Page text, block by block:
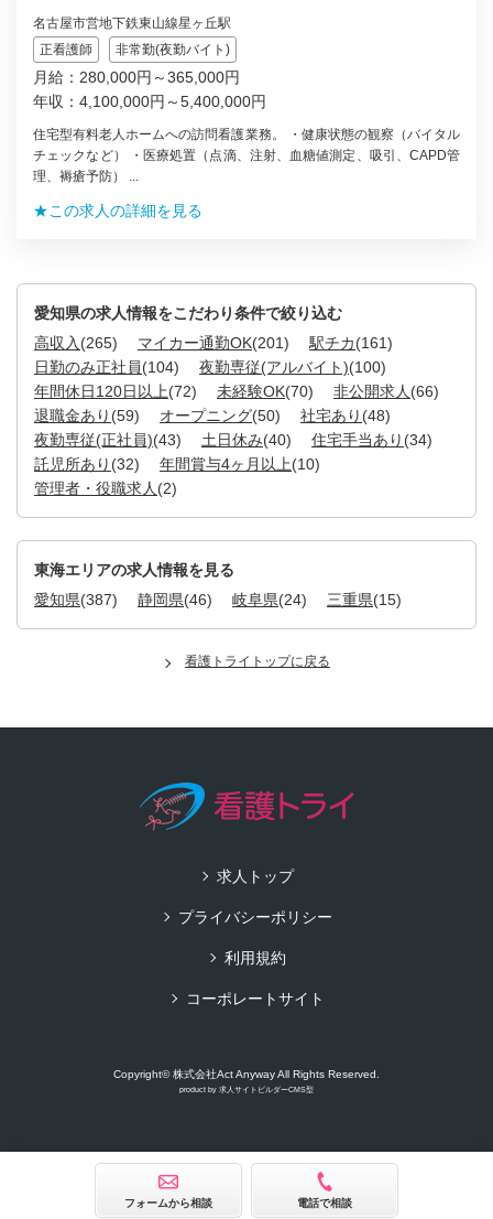
名古屋市営地下鉄東山線星ヶ丘駅
正看護師
非常勤(夜勤バイト)
月給：280,000円～365,000円
年収：4,100,000円～5,400,000円
住宅型有料老人ホームへの訪問看護業務。 ・健康状態の観察（バイタル
チェックなど） ・医療処置（点滴、注射、血糖値測定、吸引、CAPD管
理、褥瘡予防） ...
★この求人の詳細を見る
愛知県の求人情報をこだわり条件で絞り込む
高収入 (265) マイカー通勤OK(201) 駅チカ(161)
日勤のみ正社員(104) 夜勤専従(アルバイト)(100)
年間休日120日以上(72) 未経験OK(70) 非公開求人 (66)
退職金あり (59) オープニング(50) 社宅あり (48)
夜勤専従(正社員)(43) 土日休み(40) 住宅手当あり (34)
託児所あり (32) 年間賞与4ヶ月以上(10)
管理者・役職求人 (2)
東海エリアの求人情報を見る
愛知県(387) 静岡県(46) 岐阜県(24) 三重県(15)
看護トライトップに戻る
フォームから相談 電話で相談
求人トップ
プライバシーポリシー
利用規約
コーポレートサイト
Copyright© 株式会社Act Anyway All Rights Reserved.
product by 求人サイトビルダーCMS型